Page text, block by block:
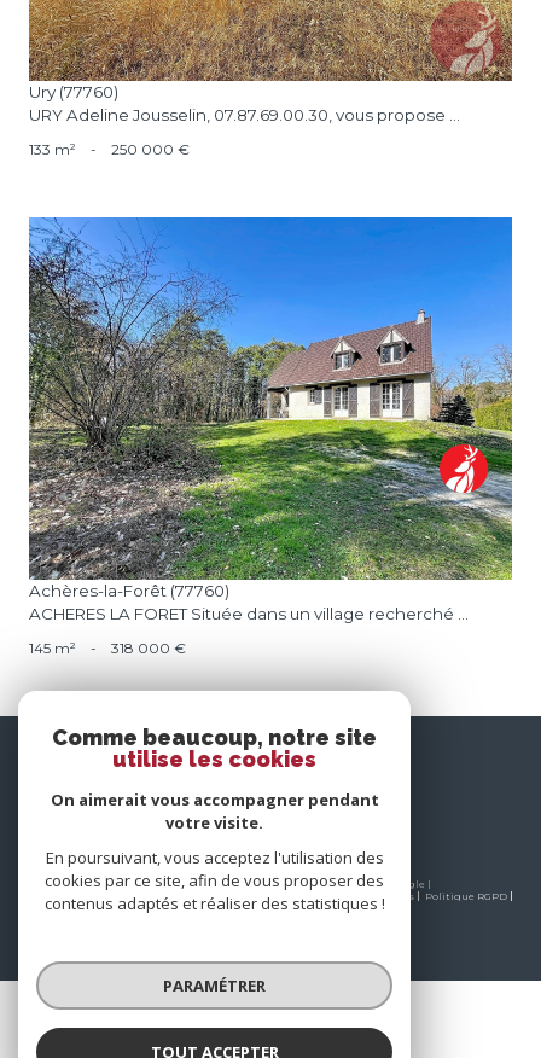
Ury (77760)
URY Adeline Jousselin, 07.87.69.00.30, vous propose ...
133 m² - 250 000 €
voir le bien
Achères-la-Forêt (77760)
ACHERES LA FORET Située dans un village recherché ...
145 m² - 318 000 €
nous
© 2026 | Tous droits réservés | Traduction powered by Google |
Plan du site Mentions légales Partenaires
Politique RGPD
Cookies
Comme beaucoup, notre site
utilise les cookies
On aimerait vous accompagner pendant
votre visite.
En poursuivant, vous acceptez l'utilisation des
cookies par ce site, afin de vous proposer des
contenus adaptés et réaliser des statistiques !
PARAMÉTRER
TOUT ACCEPTER